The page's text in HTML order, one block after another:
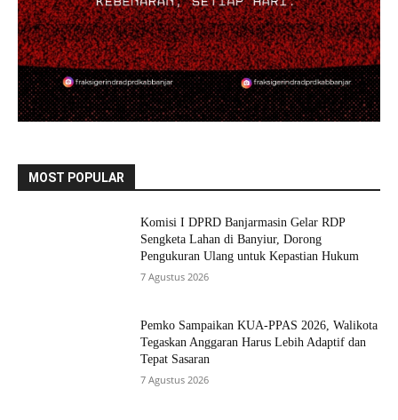
MOST POPULAR
Komisi I DPRD Banjarmasin Gelar RDP
Sengketa Lahan di Banyiur, Dorong
Pengukuran Ulang untuk Kepastian Hukum
7 Agustus 2026
Pemko Sampaikan KUA-PPAS 2026, Walikota
Tegaskan Anggaran Harus Lebih Adaptif dan
Tepat Sasaran
7 Agustus 2026